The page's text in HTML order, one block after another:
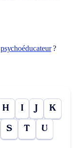
psychoéducateur?
H I J K
S T U